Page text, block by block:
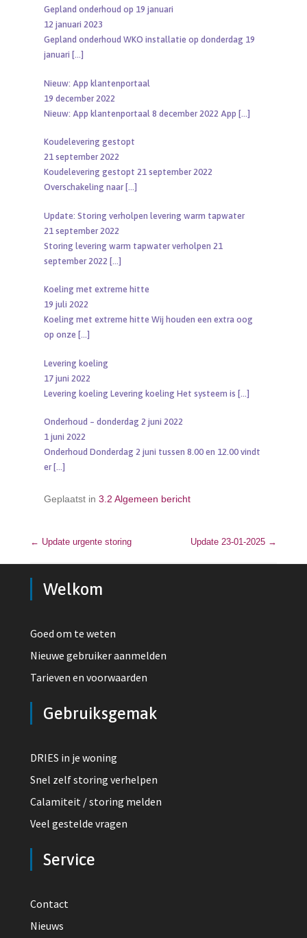
Gepland onderhoud op 19 januari
12 januari 2023
Gepland onderhoud WKO installatie op donderdag 19
januari […]
Nieuw: App klantenportaal
19 december 2022
Nieuw: App klantenportaal 8 december 2022 App […]
Koudelevering gestopt
21 september 2022
Koudelevering gestopt 21 september 2022
Overschakeling naar […]
Update: Storing verholpen levering warm tapwater
21 september 2022
Storing levering warm tapwater verholpen 21
september 2022 […]
Koeling met extreme hitte
19 juli 2022
Koeling met extreme hitte Wij houden een extra oog
op onze […]
Levering koeling
17 juni 2022
Levering koeling Levering koeling Het systeem is […]
Onderhoud – donderdag 2 juni 2022
1 juni 2022
Onderhoud Donderdag 2 juni tussen 8.00 en 12.00 vindt
er […]
Geplaatst in 3.2 Algemeen bericht
Bericht navigatie
← Update urgente storing Update 23-01-2025 →
Welkom
Goed om te weten
Nieuwe gebruiker aanmelden
Tarieven en voorwaarden
Gebruiksgemak
DRIES in je woning
Snel zelf storing verhelpen
Calamiteit / storing melden
Veel gestelde vragen
Service
Contact
Nieuws